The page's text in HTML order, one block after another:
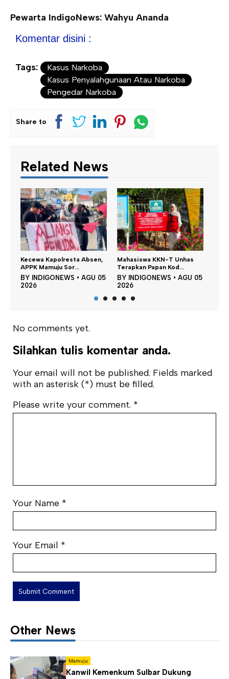
Pewarta IndigoNews: Wahyu Ananda
Komentar disini :
Tags:
Kasus Narkoba
Kasus Penyalahgunaan Atau Narkoba
Pengedar Narkoba
Share to
Related News
Absen,
AGU 05
Mahasiswa KKN-T Unhas
Terapkan Papan Kod...
BYINDIGONEWS
AGU 05
Satu DPO Pengeroyokan
SPBU Tapalang Dita...
BYINDIGONEWS
No comments yet.
Silahkan tulis komentar anda.
Your email will not be published. Fields marked
with an asterisk (*) must be filled.
Please write your comment. *
Your Name *
Your Email *
Other News
Mamuju
Kanwil Kemenkum Sulbar Dukung